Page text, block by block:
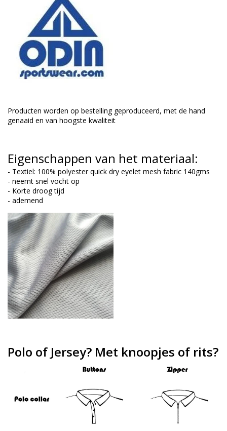
Producten worden op bestelling geproduceerd, met de hand
genaaid en van hoogste kwaliteit
Eigenschappen van het materiaal:
- Textiel: 100% polyester quick dry eyelet mesh fabric 140gms
- neemt snel vocht op
- Korte droog tijd
- ademend
Polo of Jersey? Met knoopjes of rits?